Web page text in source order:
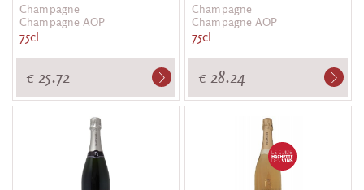
Champagne
Champagne AOP
75cl
€ 25.72
Champagne
Champagne AOP
75cl
€ 28.24